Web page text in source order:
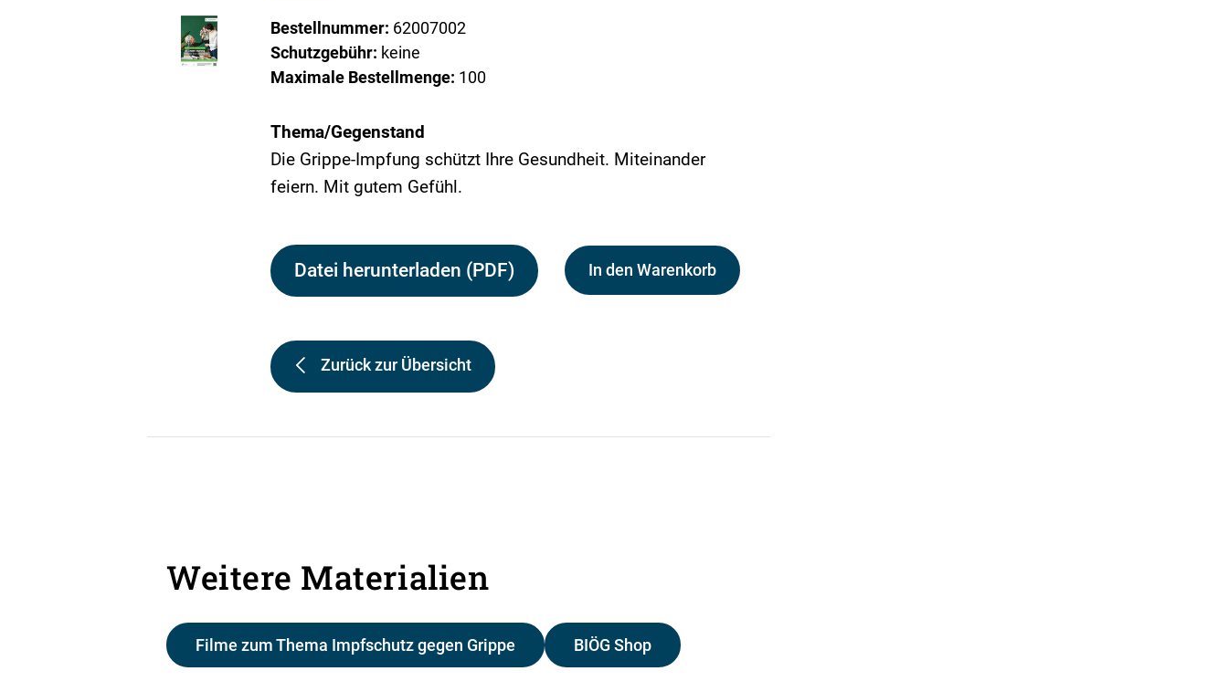
Bestellnummer: 62007002
Schutzgebühr: keine
Maximale Bestellmenge: 100
Thema/Gegenstand
Die Grippe-Impfung schützt Ihre Gesundheit. Miteinander
feiern. Mit gutem Gefühl.
Datei herunterladen (PDF) In den Warenkorb
Zurück zur Übersicht
Weitere Materialien
Filme zum Thema Impfschutz gegen Grippe BIÖG Shop